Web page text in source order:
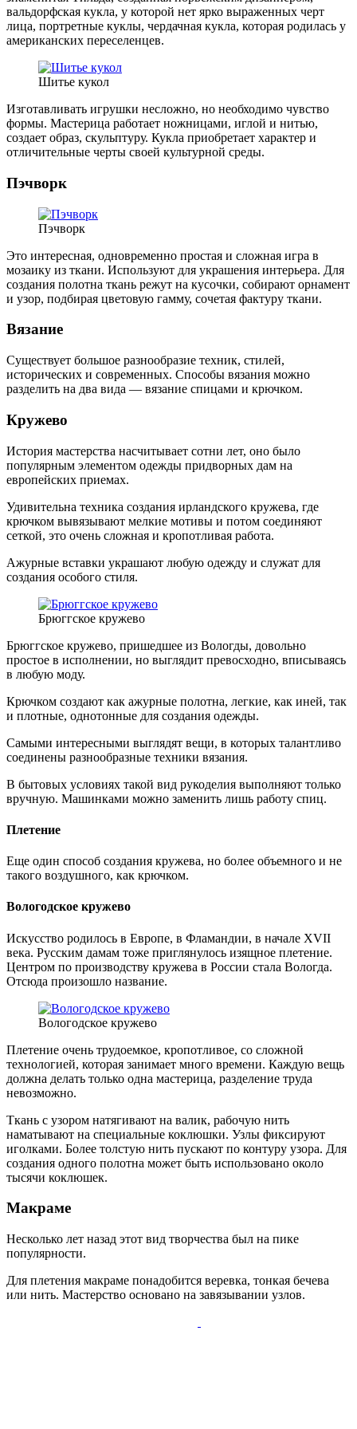
вальдорфская кукла, у которой нет ярко выраженных черт
лица, портретные куклы, чердачная кукла, которая родилась у
американских переселенцев.
Шитье кукол
Изготавливать игрушки несложно, но необходимо чувство
формы. Мастерица работает ножницами, иглой и нитью,
создает образ, скульптуру. Кукла приобретает характер и
отличительные черты своей культурной среды.
Пэчворк
Пэчворк
Это интересная, одновременно простая и сложная игра в
мозаику из ткани. Используют для украшения интерьера. Для
создания полотна ткань режут на кусочки, собирают орнамент
и узор, подбирая цветовую гамму, сочетая фактуру ткани.
Вязание
Существует большое разнообразие техник, стилей,
исторических и современных. Способы вязания можно
разделить на два вида — вязание спицами и крючком.
Кружево
История мастерства насчитывает сотни лет, оно было
популярным элементом одежды придворных дам на
европейских приемах.
Удивительна техника создания ирландского кружева, где
крючком вывязывают мелкие мотивы и потом соединяют
сеткой, это очень сложная и кропотливая работа.
Ажурные вставки украшают любую одежду и служат для
создания особого стиля.
Брюггское кружево
Брюггское кружево, пришедшее из Вологды, довольно
простое в исполнении, но выглядит превосходно, вписываясь
в любую моду.
Крючком создают как ажурные полотна, легкие, как иней, так
и плотные, однотонные для создания одежды.
Самыми интересными выглядят вещи, в которых талантливо
соединены разнообразные техники вязания.
В бытовых условиях такой вид рукоделия выполняют только
вручную. Машинками можно заменить лишь работу спиц.
Плетение
Еще один способ создания кружева, но более объемного и не
такого воздушного, как крючком.
Вологодское кружево
Искусство родилось в Европе, в Фламандии, в начале XVII
века. Русским дамам тоже приглянулось изящное плетение.
Центром по производству кружева в России стала Вологда.
Отсюда произошло название.
Вологодское кружево
Плетение очень трудоемкое, кропотливое, со сложной
технологией, которая занимает много времени. Каждую вещь
должна делать только одна мастерица, разделение труда
невозможно.
Ткань с узором натягивают на валик, рабочую нить
наматывают на специальные коклюшки. Узлы фиксируют
иголками. Более толстую нить пускают по контуру узора. Для
создания одного полотна может быть использовано около
тысячи коклюшек.
Макраме
Несколько лет назад этот вид творчества был на пике
популярности.
Для плетения макраме понадобится веревка, тонкая бечева
или нить. Мастерство основано на завязывании узлов.